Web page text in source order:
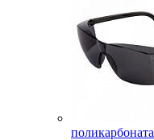
поликарбоната